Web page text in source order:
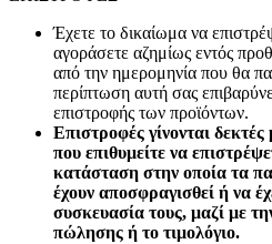
Έχετε το δικαίωμα να
αγοράσετε αζημίως εντός
από την ημερομηνία που θα
περίπτωση αυτή σας
επιστροφής των προϊόντων.
Επιστροφές γίνονται
που επιθυμείτε να
κατάσταση στην οποία τα
έχουν αποσφραγισθεί ή να
συσκευασία τους, μαζί με
πώλησης ή το τιμολόγιο.